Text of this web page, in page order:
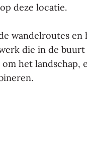
deze locatie.
wandelroutes en
die in de buurt
het landschap,